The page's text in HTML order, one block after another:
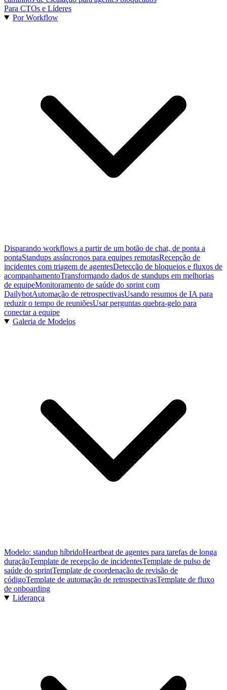
Para CTOs e Líderes
Por Workflow
Disparando workflows a partir de um botão de chat, de ponta a
pontaStandups assíncronos para equipes remotasRecepção de
incidentes com triagem de agentesDetecção de bloqueios e fluxos de
acompanhamentoTransformando dados de standups em melhorias
de equipeMonitoramento de saúde do sprint com
DailybotAutomação de retrospectivasUsando resumos de IA para
reduzir o tempo de reuniõesUsar perguntas quebra-gelo para
conectar a equipe
Galeria de Modelos
Modelo: standup híbridoHeartbeat de agentes para tarefas de longa
duraçãoTemplate de recepção de incidentesTemplate de pulso de
saúde do sprintTemplate de coordenação de revisão de
códigoTemplate de automação de retrospectivasTemplate de fluxo
de onboarding
Liderança